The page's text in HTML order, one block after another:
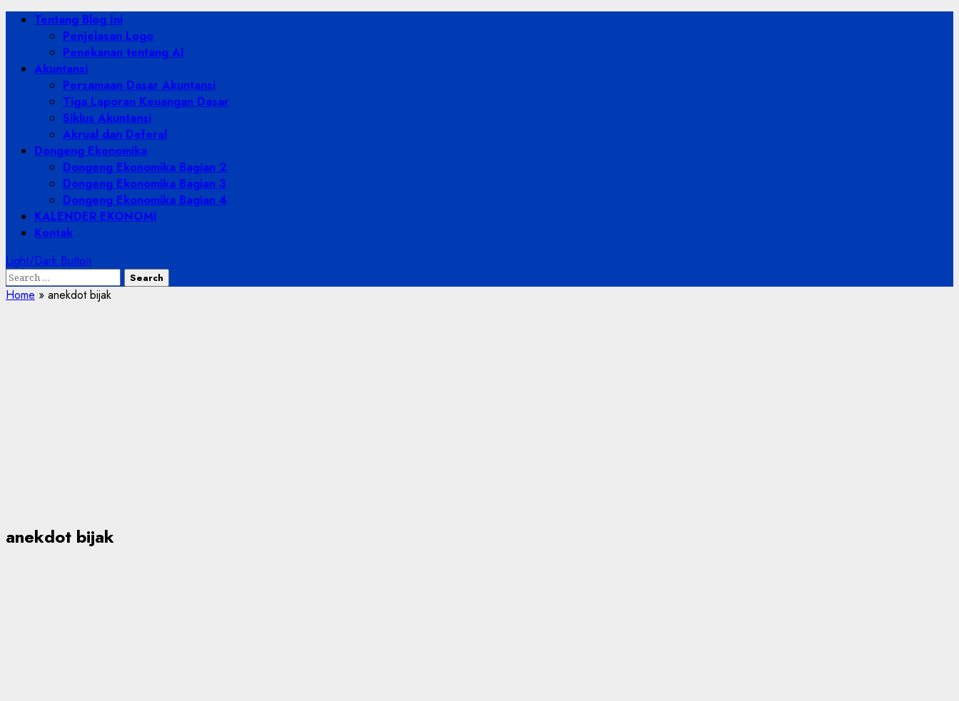
Skip
PrimaryTentang Blog Ini
Penjelasan Logo
Penekanan tentang AI
Akuntansi
Persamaan Dasar Akuntansi
Tiga Laporan Keuangan Dasar
Siklus Akuntansi
Akrual dan Deferal
Dongeng Ekonomika
Dongeng Ekonomika Bagian 2
Dongeng Ekonomika Bagian 3
Dongeng Ekonomika Bagian 4
KALENDER EKONOMI
Kontak
Light/Dark Button
Search
for:
Home » anekdot bijak
anekdot bijak